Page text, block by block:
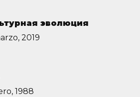
эволюция
2019
1988